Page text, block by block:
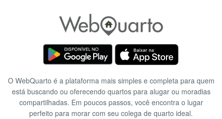
O WebQuarto é a plataforma mais simples e completa para quem
está buscando ou oferecendo quartos para alugar ou moradias
compartilhadas. Em poucos passos, você encontra o lugar
perfeito para morar com seu colega de quarto ideal.